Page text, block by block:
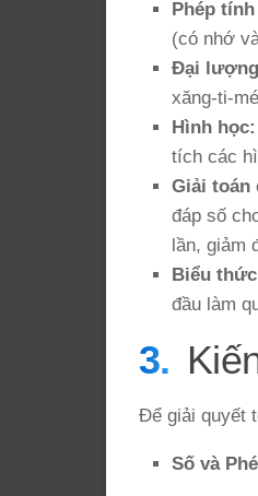
Phép
(có nhớ
Đại
xăng-ti-
Hình học:
tích các
Giải toán
đáp số
lần, giảm
Biểu
đầu làm
Để giải quyết
Số và